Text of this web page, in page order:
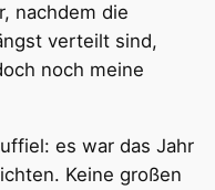
nachdem die
verteilt sind,
noch meine
es war das Jahr
Keine großen